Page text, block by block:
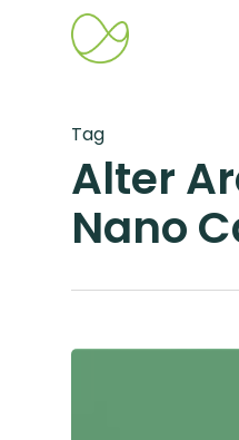
Tag
Alter
Nano